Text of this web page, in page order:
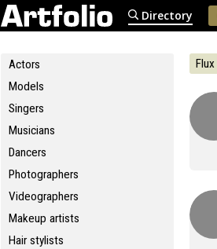
Directory
Actors
Models
Singers
Musicians
Dancers
Photographers
Videographers
Makeup artists
Hair stylists
Flux